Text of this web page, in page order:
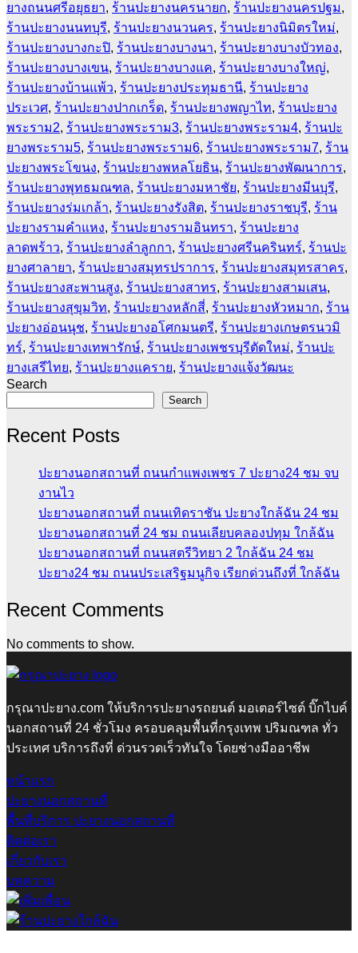
ยางถนนศรีอยุธยา, ร้านปะยางนครนายก, ร้านปะยางนครปฐม,
ร้านปะยางนนทบุรี, ร้านปะยางนวนคร, ร้านปะยางนิมิตรใหม่,
ร้านปะยางบางกะปิ, ร้านปะยางบางนา, ร้านปะยางบางบัวทอง,
ร้านปะยางบางเขน, ร้านปะยางบางแค, ร้านปะยางบางใหญ่,
ร้านปะยางบ้านแพ้ว, ร้านปะยางประทุมธานี, ร้านปะยาง
ประเวศ, ร้านปะยางปากเกร็ด, ร้านปะยางพญาไท, ร้านปะยาง
พระราม2, ร้านปะยางพระราม3, ร้านปะยางพระราม4, ร้านปะ
ยางพระราม5, ร้านปะยางพระราม6, ร้านปะยางพระราม7, ร้าน
ปะยางพระโขนง, ร้านปะยางพหลโยธิน, ร้านปะยางพัฒนาการ,
ร้านปะยางพุทธมณฑล, ร้านปะยางมหาชัย, ร้านปะยางมีนบุรี,
ร้านปะยางร่มเกล้า, ร้านปะยางรังสิต, ร้านปะยางราชบุรี, ร้าน
ปะยางรามคำแหง, ร้านปะยางรามอินทรา, ร้านปะยาง
ลาดพร้าว, ร้านปะยางลำลูกกา, ร้านปะยางศรีนครินทร์, ร้านปะ
ยางศาลายา, ร้านปะยางสมุทรปราการ, ร้านปะยางสมุทรสาคร,
ร้านปะยางสะพานสูง, ร้านปะยางสาทร, ร้านปะยางสามเสน,
ร้านปะยางสุขุมวิท, ร้านปะยางหลักสี่, ร้านปะยางหัวหมาก, ร้าน
ปะยางอ่อนนุช, ร้านปะยางอโศกมนตรี, ร้านปะยางเกษตรนวมิ
ทร์, ร้านปะยางเทพารักษ์, ร้านปะยางเพชรบุรีตัดใหม่, ร้านปะ
ยางเสรีไทย, ร้านปะยางแคราย, ร้านปะยางแจ้งวัฒนะ
Search
Search
Recent Posts
ปะยางนอกสถานที่ ถนนกำแพงเพชร 7 ปะยาง24 ชม จบ
งานไว
ปะยางนอกสถานที่ ถนนเทิดราชัน ปะยางใกล้ฉัน 24 ชม
ปะยางนอกสถานที่ 24 ชม ถนนเลียบคลองปทุม ใกล้ฉัน
ปะยางนอกสถานที่ ถนนสตรีวิทยา 2 ใกล้ฉัน 24 ชม
ปะยาง24 ชม ถนนประเสริฐมนูกิจ เรียกด่วนถึงที่ ใกล้ฉัน
Recent Comments
No comments to show.
กรุณาปะยาง.com ให้บริการปะยางรถยนต์ มอเตอร์ไซต์ บิ๊กไบค์
นอกสถานที่ 24 ชั่วโมง ครอบคลุมพื้นที่กรุงเทพ ปริมณฑล ทั่ว
ประเทศ บริการถึงที่ ด่วนรวดเร็วทันใจ โดยช่างมืออาชีพ
หน้าแรก
ปะยางนอกสถานที่
พื้นที่บริการ ปะยางนอกสถานที่
ติดต่อเรา
เกี่ยวกับเรา
บทความ